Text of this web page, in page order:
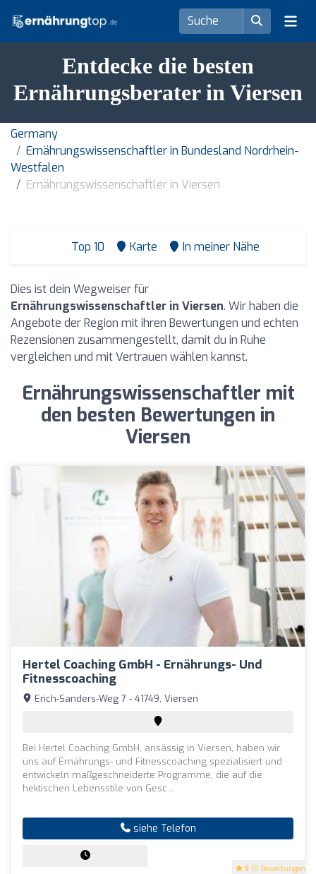
Entdecke die besten
Ernährungsberater in Viersen
Germany
Ernährungswissenschaftler in Bundesland Nordrhein-
Westfalen
Ernährungswissenschaftler in Viersen
Top 10 Karte In meiner Nähe
Dies ist dein Wegweiser für
Ernährungswissenschaftler in Viersen. Wir haben die
Angebote der Region mit ihren Bewertungen und echten
Rezensionen zusammengestellt, damit du in Ruhe
vergleichen und mit Vertrauen wählen kannst.
Ernährungswissenschaftler mit
den besten Bewertungen in
Viersen
Hertel Coaching GmbH - Ernährungs- Und
Fitnesscoaching
5 (5 Bewertungen)
Erich-Sanders-Weg 7 - 41749, Viersen
Bei Hertel Coaching GmbH, ansässig in Viersen, haben wir
uns auf Ernährungs- und Fitnesscoaching spezialisiert und
entwickeln maßgeschneiderte Programme, die auf die
hektischen Lebensstile von Gesc...
siehe Telefon